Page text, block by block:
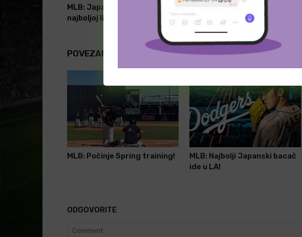
MLB: Japanac će u 35.godini debitovati u
najboljoj ligi sveta!
POVEZANI ČLANCI
MLB: Počinje Spring training!
MLB: Najbolji Japanski bacač
ide u LA!
ODGOVORITE